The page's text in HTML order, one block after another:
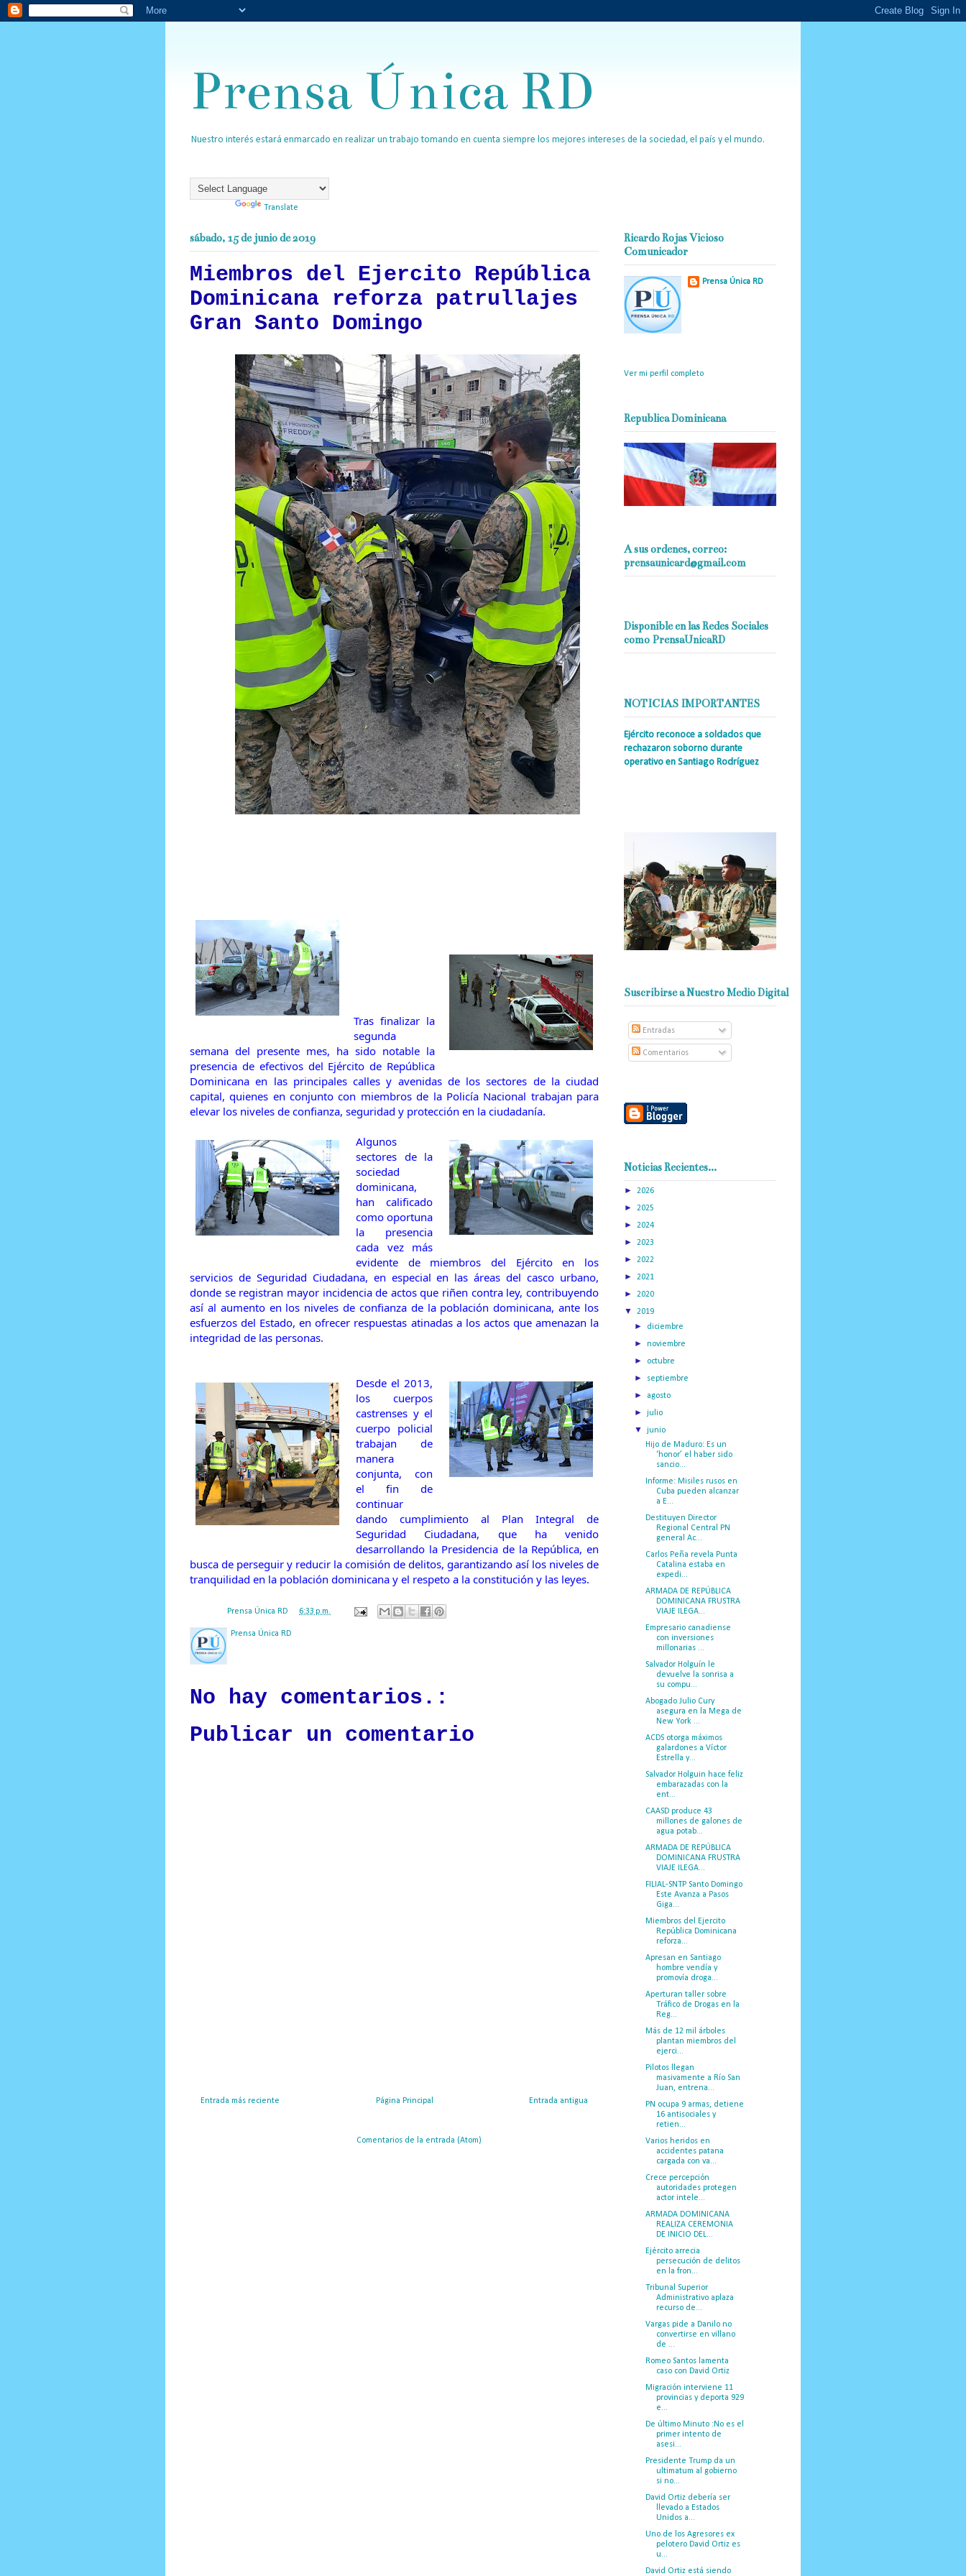
Prensa Única RD
Nuestro interés estará enmarcado en realizar un trabajo tomando en cuenta siempre los mejores intereses de la sociedad, el país y el mundo.
Translate
sábado, 15 de junio de 2019
Miembros del Ejercito República
Dominicana reforza patrullajes
Gran Santo Domingo
Tras finalizar la
segunda
semana del presente mes, ha sido notable la
presencia de efectivos del Ejército de República
Dominicana en las principales calles y avenidas de los sectores de la ciudad
capital, quienes en conjunto con miembros de la Policía Nacional trabajan para
elevar los niveles de confianza, seguridad y protección en la ciudadanía.
Algunos
sectores de la
sociedad
dominicana,
han calificado
como oportuna
la presencia
cada vez más
evidente de miembros del Ejército en los
servicios de Seguridad Ciudadana, en especial en las áreas del casco urbano,
donde se registran mayor incidencia de actos que riñen contra ley, contribuyendo
así al aumento en los niveles de confianza de la población dominicana, ante los
esfuerzos del Estado, en ofrecer respuestas atinadas a los actos que amenazan la
integridad de las personas.
Desde el 2013,
los cuerpos
castrenses y el
cuerpo policial
trabajan de
manera
conjunta, con
el fin de
continuar
dando cumplimiento al Plan Integral de
Seguridad Ciudadana, que ha venido
desarrollando la Presidencia de la República, en
busca de perseguir y reducir la comisión de delitos, garantizando así los niveles de
tranquilidad en la población dominicana y el respeto a la constitución y las leyes.
Prensa Única RD 6:33 p.m.
Prensa Única RD
No hay comentarios.:
Publicar un comentario
Entrada más reciente Entrada antigua
Página Principal
Comentarios de la entrada (Atom)
Ricardo Rojas Vicioso
Comunicador
Prensa Única RD
Ver mi perfil completo
Republica Dominicana
A sus ordenes, correo:
prensaunicard@gmail.com
Disponible en las Redes Sociales
como PrensaUnicaRD
NOTICIAS IMPORTANTES
Ejército reconoce a soldados que
rechazaron soborno durante
operativo en Santiago Rodríguez
Suscribirse a Nuestro Medio Digital
Entradas
Comentarios
Noticias Recientes...
► 2026
► 2025
► 2024
► 2023
► 2022
► 2021
► 2020
▼ 2019
► diciembre
►noviembre
► octubre
► septiembre
► agosto
►julio
▼junio
Hijo de Maduro: Es un
‘honor’ el haber sido
sancio...
Informe: Misiles rusos en
Cuba pueden alcanzar
a E...
Destituyen Director
Regional Central PN
general Ac...
Carlos Peña revela Punta
Catalina estaba en
expedi...
ARMADA DE REPÚBLICA
DOMINICANA FRUSTRA
VIAJE ILEGA...
Empresario canadiense
con inversiones
millonarias ...
Salvador Holguín le
devuelve la sonrisa a
su compu...
Abogado Julio Cury
asegura en la Mega de
New York ...
ACDS otorga máximos
galardones a Víctor
Estrella y...
Salvador Holguin hace feliz
embarazadas con la
ent...
CAASD produce 43
millones de galones de
agua potab...
ARMADA DE REPÚBLICA
DOMINICANA FRUSTRA
VIAJE ILEGA...
FILIAL-SNTP Santo Domingo
Este Avanza a Pasos
Giga...
Miembros del Ejercito
República Dominicana
reforza...
Apresan en Santiago
hombre vendía y
promovía droga...
Aperturan taller sobre
Tráfico de Drogas en la
Reg...
Más de 12 mil árboles
plantan miembros del
ejerci...
Pilotos llegan
masivamente a Río San
Juan, entrena...
PN ocupa 9 armas, detiene
16 antisociales y
retien...
Varios heridos en
accidentes patana
cargada con va...
Crece percepción
autoridades protegen
actor intele...
ARMADA DOMINICANA
REALIZA CEREMONIA
DE INICIO DEL...
Ejército arrecia
persecución de delitos
en la fron...
Tribunal Superior
Administrativo aplaza
recurso de...
Vargas pide a Danilo no
convertirse en villano
de ...
Romeo Santos lamenta
caso con David Ortiz
Migración interviene 11
provincias y deporta 929
e...
De último Minuto :No es el
primer intento de
asesi...
Presidente Trump da un
ultimatum al gobierno
si no...
David Ortiz debería ser
llevado a Estados
Unidos a...
Uno de los Agresores ex
pelotero David Ortiz es
u...
David Ortiz está siendo